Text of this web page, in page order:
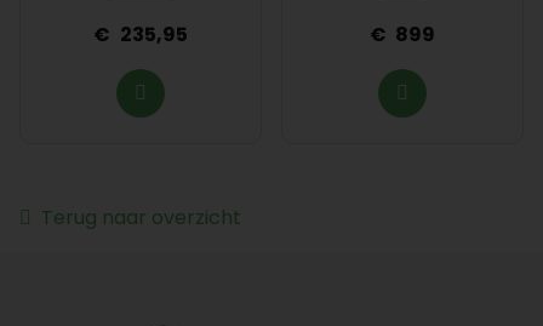
235,95 899
Terug naar overzicht